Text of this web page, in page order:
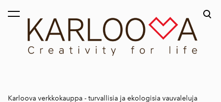
on lisätty ostoskoriin. Katso ostoskoria
Karloova verkkokauppa - turvallisia ja ekologisia vauvaleluja